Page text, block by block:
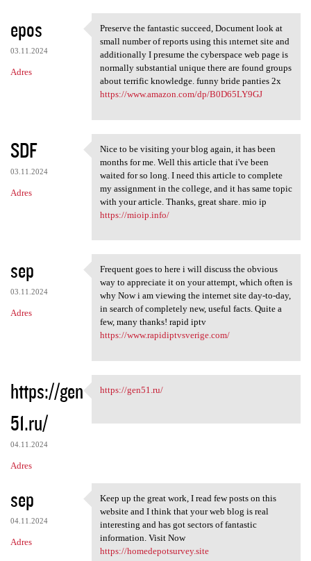
epos
03.11.2024
Adres
Preserve the fantastic
Preserve the fantastic succeed, Document look at
small number of reports using this ınternet site and
additionally I presume the cyberspace web page is
normally substantial unique there are found groups
about terrific knowledge. funny bride panties 2x
https://www.amazon.com/dp/B0D65LY9GJ
SDF
03.11.2024
Adres
Nice to be visiting your blog
Nice to be visiting your blog again, it has been
months for me. Well this article that i've been
waited for so long. I need this article to complete
my assignment in the college, and it has same topic
with your article. Thanks, great share. mio ip
https://mioip.info/
sep
03.11.2024
Adres
Frequent goes to here i will
Frequent goes to here i will discuss the obvious
way to appreciate it on your attempt, which often is
why Now i am viewing the internet site day-to-day,
in search of completely new, useful facts. Quite a
few, many thanks! rapid iptv
https://www.rapidiptvsverige.com/
https://gen
51.ru/
04.11.2024
Adres
https://gen51.ru/
https://gen51.ru/
sep
04.11.2024
Adres
Keep up the great work, I
Keep up the great work, I read few posts on this
website and I think that your web blog is real
interesting and has got sectors of fantastic
information. Visit Now
https://homedepotsurvey.site